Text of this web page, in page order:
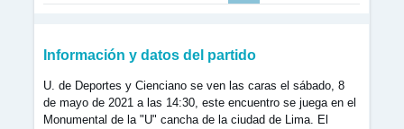
Información y datos del partido
U. de Deportes y Cienciano se ven las caras el sábado, 8
de mayo de 2021 a las 14:30, este encuentro se juega en el
Monumental de la "U" cancha de la ciudad de Lima. El